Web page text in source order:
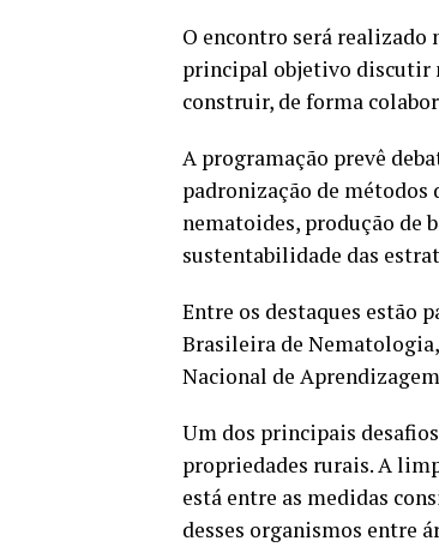
O encontro será realizado
principal objetivo discutir
construir, de forma
A programação prevê
padronização de métodos
nematoides, produção de
sustentabilidade das
Entre os destaques estão
Brasileira de
Nacional de
Um dos principais
propriedades rurais. A
está entre as medidas
desses organismos entre